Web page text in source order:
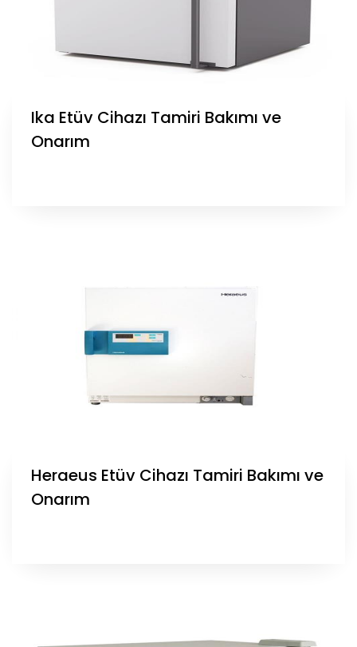
Ika Etüv Cihazı Tamiri Bakımı ve
Onarım
Heraeus Etüv Cihazı Tamiri Bakımı ve
Onarım